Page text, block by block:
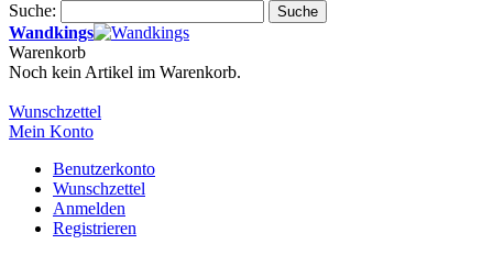
Suche:
Suche
Wandkings
Warenkorb
Noch kein Artikel im Warenkorb.
Wunschzettel
Mein Konto
Benutzerkonto
Wunschzettel
Anmelden
Registrieren